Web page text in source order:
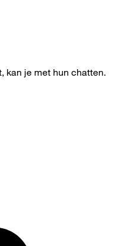
kan je met hun chatten.